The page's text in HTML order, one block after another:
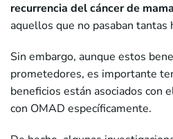
recurrencia del cáncer de mama
aquellos que no pasaban tantas
Sin embargo, aunque estos
prometedores, es importante
beneficios están asociados con
con OMAD específicamente.